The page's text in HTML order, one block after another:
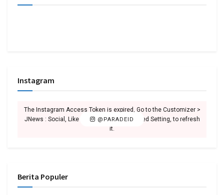
Instagram
@PARADEID
The Instagram Access Token is expired, Go to the Customizer >
JNews : Social, Like & View > Instagram Feed Setting, to refresh
it.
Berita Populer